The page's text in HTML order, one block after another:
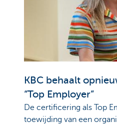
KBC behaalt
“Top Employer”
De certificering als Top
toewijding van een